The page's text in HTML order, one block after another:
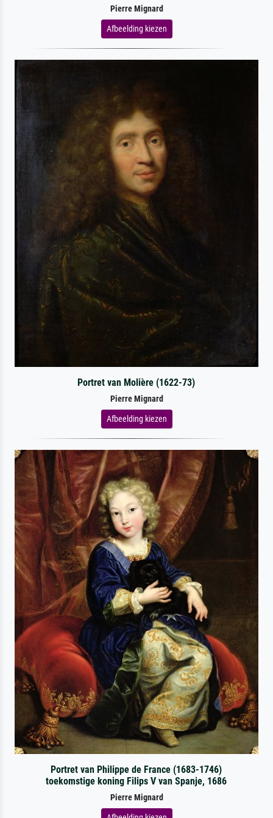
Pierre Mignard
Afbeelding kiezen
Portret van Molière (1622-73)
Pierre Mignard
Afbeelding kiezen
Portret van Philippe de France (1683-1746)
toekomstige koning Filips V van Spanje, 1686
Pierre Mignard